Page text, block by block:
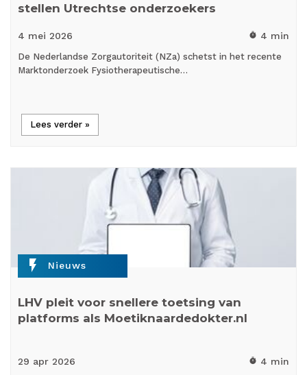
stellen Utrechtse onderzoekers
4 mei 2026 timer 4 min
De Nederlandse Zorgautoriteit (NZa) schetst in het recente
Marktonderzoek Fysiotherapeutische…
Lees verder »
flash_on Nieuws
LHV pleit voor snellere toetsing van
platforms als Moetiknaardedokter.nl
29 apr 2026 timer 4 min